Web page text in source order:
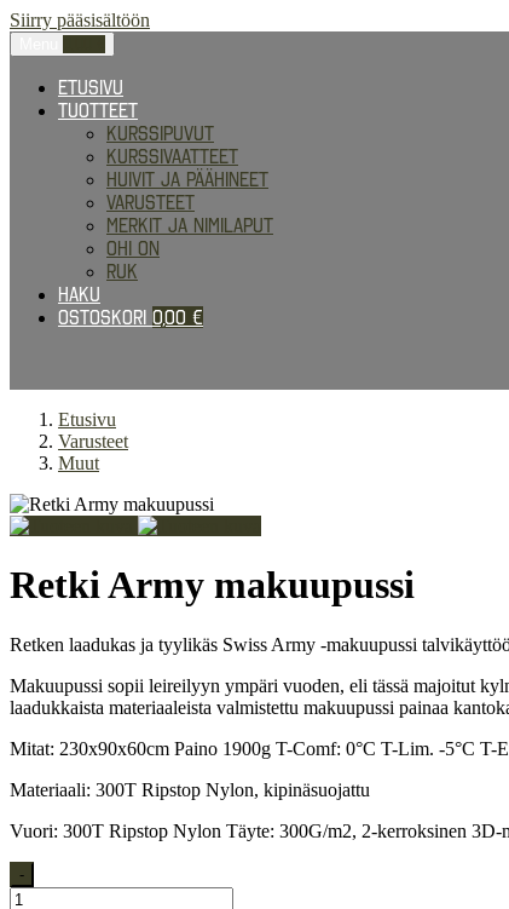
Siirry pääsisältöön
Etusivu
Tuotteet
Kurssipuvut
Kurssivaatteet
Huivit ja päähineet
Varusteet
Merkit ja nimilaput
Ohi on
RUK
Haku
Ostoskori 0,00 €
Etusivu
Varusteet
Muut
Retki Army makuupussi
Retken laadukas ja tyylikäs Swiss Army -makuupussi
Makuupussi sopii leireilyyn ympäri vuoden, eli tässä majoitut
laadukkaista materiaaleista valmistettu makuupussi painaa
Mitat: 230x90x60cm Paino 1900g T-Comf: 0°C T-Lim. -5°C T-
Materiaali: 300T Ripstop Nylon, kipinäsuojattu
Vuori: 300T Ripstop Nylon Täyte: 300G/m2, 2-kerroksinen
-